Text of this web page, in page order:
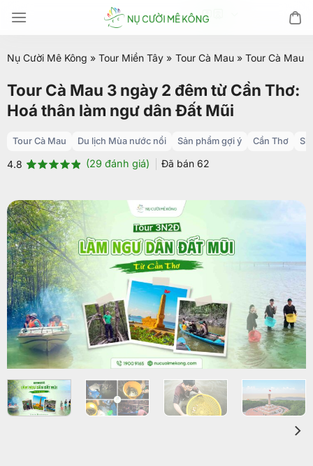
đến
dung
Nụ Cười Mê Kông » Tour Miền Tây » Tour Cà Mau » Tour Cà Mau
Tour Cà Mau 3 ngày 2 đêm từ Cần Thơ:
Hoá thân làm ngư dân Đất Mũi
Tour Cà Mau Du lịch Mùa nước nổi Sản phẩm gợi ý Cần Thơ
4.8
đánh giá
(29 đánh giá) Đã bán 62